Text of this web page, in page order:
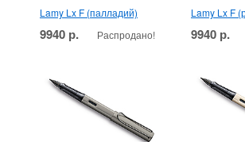
Lamy Lx F (палладий)
9940 р. Распродано!
Lamy Lx F
9940 р.